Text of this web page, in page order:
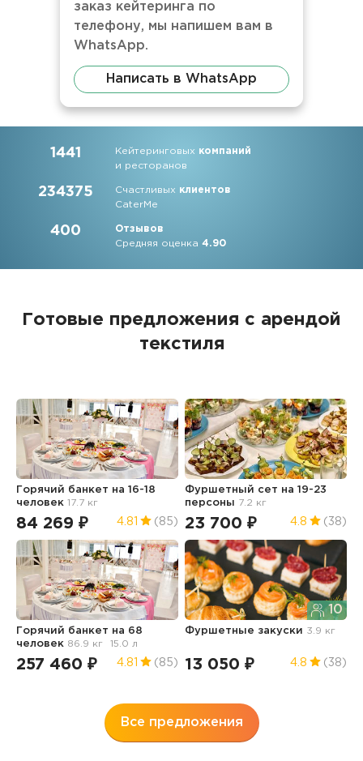
заказ кейтеринга по
телефону, мы напишем вам в
WhatsApp.
Написать в WhatsApp
1441 Кейтеринговых компаний
и ресторанов
234375 Счастливых клиентов
CaterMe
400
Отзывов
Средняя оценка4.90
Готовые предложения с арендой
текстиля
Горячий банкет на 16-18
человек17.7 кг
84 269 ₽ 4.81 (85)
Фуршетный сет на 19-23
персоны 7.2 кг
23 700 ₽ 4.8 (38)
Горячий банкет на 68
человек 86.9 кг 15.0 л
257 460 ₽ 4.81 (85)
10
Фуршетные закуски 3.9 кг
13 050 ₽ 4.8 (38)
Все предложения